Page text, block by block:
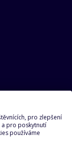
pro zlepšení
a pro poskytnutí
používáme